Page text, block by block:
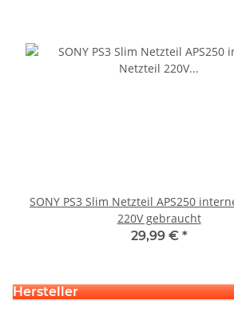
SONY PS3 Slim Netzteil APS250
220V gebraucht
29,99 € *
Hersteller